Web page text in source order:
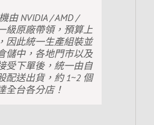
由 NVIDIA / AMD /
級原廠帶領，預算上
因此統一生產組裝並
儲中，各地門市以及
受下單後，統一由自
配送出貨，約 1~2 個
全台各分店！